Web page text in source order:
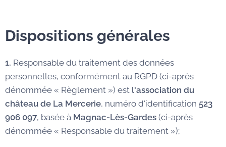
Dispositions générales
1. Responsable du traitement des données
personnelles, conformément au RGPD (ci-après
dénommée « Règlement ») est l'association du
château de La Mercerie, numéro d'identification 523
906 097, basée à Magnac-Lès-Gardes (ci-après
dénommée « Responsable du traitement »);